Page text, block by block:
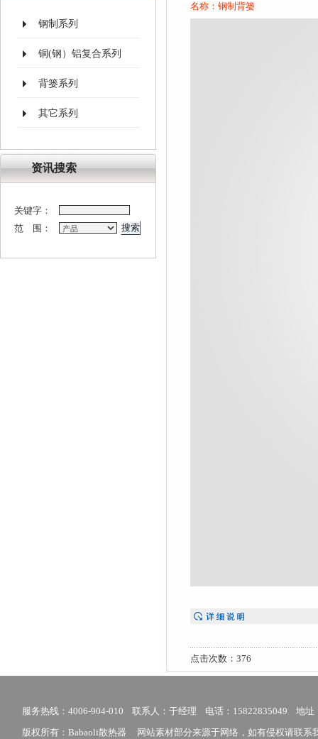
钢制系列
铜(钢）铝复合系列
背篓系列
其它系列
资讯搜索
关键字：
范 围：
名称：钢制背篓
点击次数：376
服务热线：4006-904-010 联系人：于经理 电话：15822835049 地址
版权所有：Babaoli散热器 网站素材部分来源于网络，如有侵权请联系